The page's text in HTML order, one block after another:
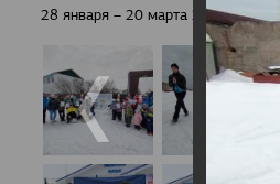
28 января – 20 марта 2022 г., 10